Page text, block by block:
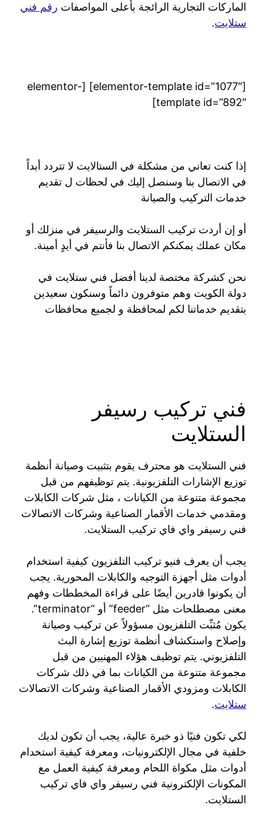
الماركات التجارية الرائجة بأعلى المواصفات رقم فني
ستلايت.
[elementor-template id=”1077″] [elementor-
template id=”892″]
إذا كنت تعاني من مشكلة في الستالايت لا تتردد أبداً
في الاتصال بنا وسنصل إليك في لحظات ل تقديم
خدمات التركيب والصيانة
أو إن أردت تركيب الستلايت والرسيفر في منزلك أو
مكان عملك يمكنكم الاتصال بنا فأنتم في أيدٍ أمينة.
نحن كشركة مختصة لدينا أفضل فني ستلايت في
دولة الكويت وهم متوفرون دائماً وسنكون سعيدين
بتقديم خدماتنا لكم لمحافظة و لجميع محافظات
فني تركيب رسيفر
الستلايت
فني الستلايت هو محترف يقوم بتثبيت وصيانة أنظمة
توزيع الإشارات التلفزيونية. يتم توظيفهم من قبل
مجموعة متنوعة من الكيانات ، مثل شركات الكابلات
ومقدمي خدمات الأقمار الصناعية وشركات الاتصالات
فني رسيفر واي فاي تركيب الستلايت.
يجب أن يعرف فنيو تركيب التلفزيون كيفية استخدام
أدوات مثل أجهزة التوجيه والكابلات المحورية. يجب
أن يكونوا قادرين أيضًا على قراءة المخططات وفهم
معنى مصطلحات مثل “feeder” أو “terminator”.
يكون مُثبِّت التلفزيون مسؤولاً عن تركيب وصيانة
وإصلاح واستكشاف أنظمة توزيع إشارة البث
التلفزيوني. يتم توظيف هؤلاء المهنيين من قبل
مجموعة متنوعة من الكيانات بما في ذلك شركات
الكابلات ومزودي الأقمار الصناعية وشركات الاتصالات
ستلايت.
لكي تكون فنيًا ذو خبرة عالية، يجب أن تكون لديك
خلفية في مجال الإلكترونيات، ومعرفة كيفية استخدام
أدوات مثل مكواة اللحام ومعرفة كيفية العمل مع
المكونات الإلكترونية فني رسيفر واي فاي تركيب
الستلايت.